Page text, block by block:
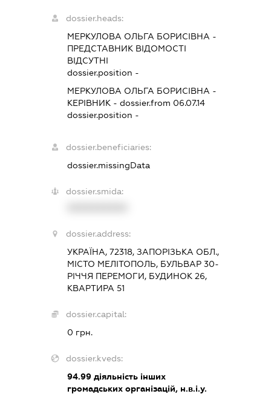
dossier.heads:
МЕРКУЛОВА ОЛЬГА БОРИСІВНА -
ПРЕДСТАВНИК ВІДОМОСТІ
ВІДСУТНІ
dossier.position -
МЕРКУЛОВА ОЛЬГА БОРИСІВНА -
КЕРІВНИК - dossier.from 06.07.14
dossier.position -
dossier.beneficiaries:
dossier.missingData
dossier.smida:
dossier.address:
УКРАЇНА, 72318, ЗАПОРІЗЬКА ОБЛ.,
МІСТО МЕЛІТОПОЛЬ, БУЛЬВАР 30-
РІЧЧЯ ПЕРЕМОГИ, БУДИНОК 26,
КВАРТИРА 51
dossier.capital:
0 грн.
dossier.kveds:
94.99діяльність інших
громадських організацій, н.в.і.у.